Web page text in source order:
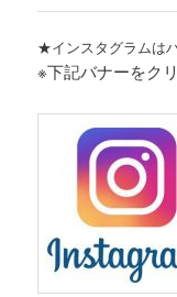
★インスタグラムは
※下記バナーをク